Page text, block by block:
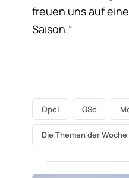
freuen uns auf
Saison.“
Opel GSe
Die Themen der Woche